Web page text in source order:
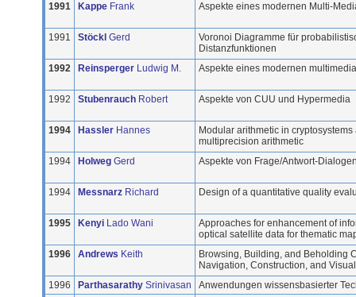
1991 Kappe Frank Aspekte eines modernen Multi-
1991 Stöckl Gerd
Voronoi Diagramme für
Distanzfunktionen
1992
Reinsperger Ludwig M. Aspekte eines modernen
1992 Stubenrauch Robert Aspekte von CUU und Hypermedia
1994 Hassler Hannes
Modular arithmetic in
multiprecision arithmetic
1994
Holweg Gerd Aspekte von Frage/Antwort-
1994 Messnarz Richard Design of a quantitative quality
1995 Kenyi Lado Wani
Approaches for enhancement of
optical satellite data for thematic
1996
Andrews Keith
Browsing, Building, and Beholding
Navigation, Construction, and
1996
Parthasarathy Srinivasan
Anwendungen wissensbasierter